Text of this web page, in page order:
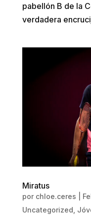
pabellón B de la
verdadera
Miratus
por chloe.ceres
Uncategorized